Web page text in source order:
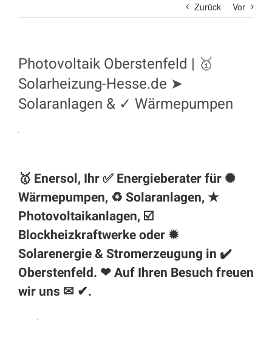
Zurück Vor
Photovoltaik Oberstenfeld | 🥇
Solarheizung-Hesse.de ➤
Solaranlagen & ✓ Wärmepumpen
🥇 Enersol, Ihr ✅ Energieberater für ✺
Wärmepumpen, ♻ Solaranlagen, ★
Photovoltaikanlagen, ☑️
Blockheizkraftwerke oder ✹
Solarenergie & Stromerzeugung in ✔️
Oberstenfeld. ❤ Auf Ihren Besuch freuen
wir uns ✉ ✔.